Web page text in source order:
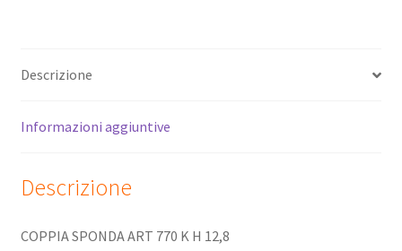
Descrizione
Informazioni aggiuntive
Descrizione
COPPIA SPONDA ART 770 K H 12,8